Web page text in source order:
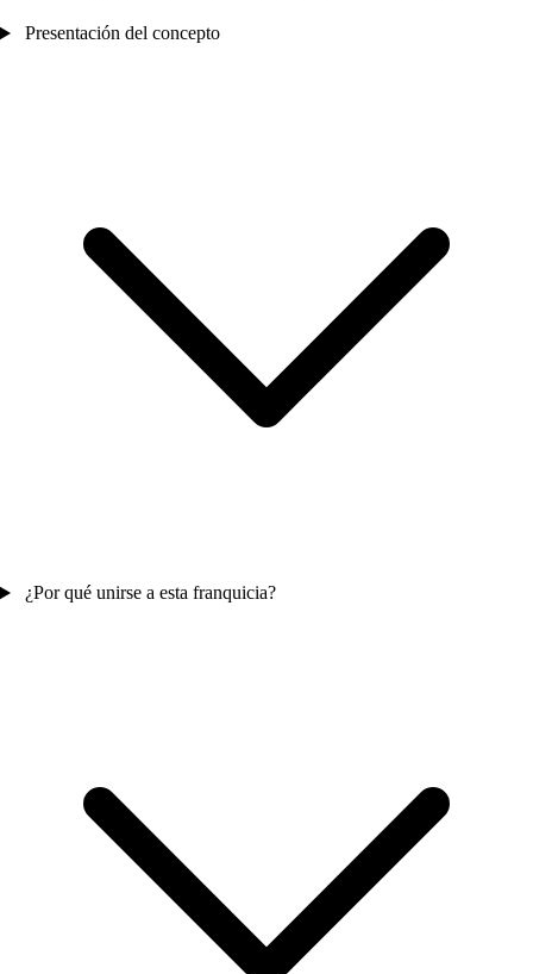
Presentación del concepto
¿Por qué unirse a esta franquicia?